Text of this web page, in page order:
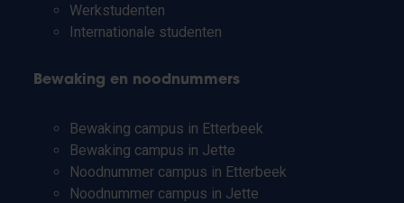
Werkstudenten
Internationale studenten
Bewaking en noodnummers
Bewaking campus in Etterbeek
Bewaking campus in Jette
Noodnummer campus in Etterbeek
Noodnummer campus in Jette